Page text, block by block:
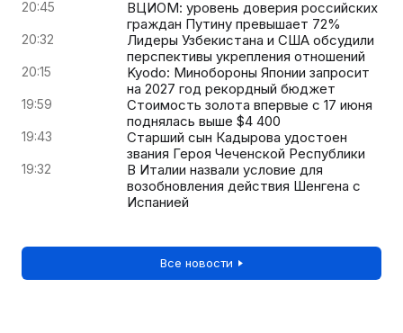
20:45
ВЦИОМ: уровень доверия российских
граждан Путину превышает 72%
20:32
Лидеры Узбекистана и США обсудили
перспективы укрепления отношений
20:15
Kyodo: Минобороны Японии запросит
на 2027 год рекордный бюджет
19:59
Стоимость золота впервые с 17 июня
поднялась выше $4 400
19:43
Старший сын Кадырова удостоен
звания Героя Чеченской Республики
19:32
В Италии назвали условие для
возобновления действия Шенгена с
Испанией
Все новости